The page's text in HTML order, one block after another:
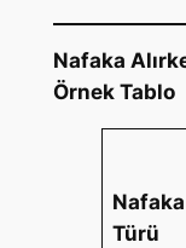
Nafaka
Örnek Tablo
Nafaka
Türü